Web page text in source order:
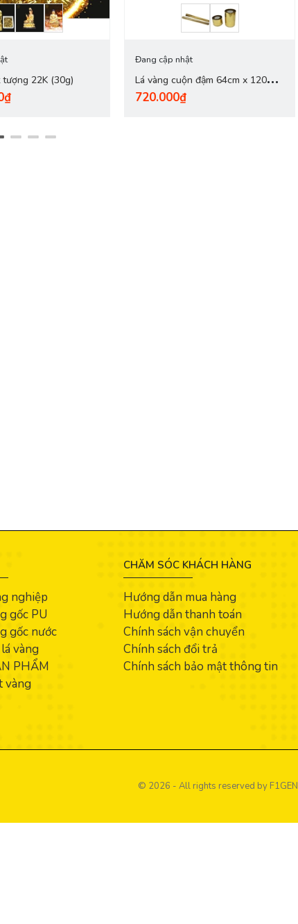
tượng 22K (30g)
Đang cập nhật
Lá vàng cuộn đậm 64cm x 120m
(黄金) 406-2
720.000₫
nghiệp
gốc PU
gốc nước
vàng
PHẨM
vàng
CHĂM SÓC KHÁCH HÀNG
Hướng dẫn mua hàng
Hướng dẫn thanh toán
Chính sách vận chuyển
Chính sách đổi trả
Chính sách bảo mật thông tin
© 2026 - All rights reserved by